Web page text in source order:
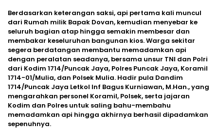
Berdasarkan keterangan saksi, api pertama kali muncul
dari Rumah milik Bapak Dovan, kemudian menyebar ke
seluruh bagian atap hingga semakin membesar dan
membakar keseluruhan bangunan kios. Warga sekitar
segera berdatangan membantu memadamkan api
dengan peralatan seadanya, bersama unsur TNI dan Polri
dari Kodim 1714/Puncak Jaya, Polres Puncak Jaya, Koramil
1714-01/Mulia, dan Polsek Mulia. Hadir pula Dandim
1714/Puncak Jaya Letkol Inf Bagus Kurniawan, M.Han., yang
mengarahkan personel Koramil, Polsek, serta jajaran
Kodim dan Polres untuk saling bahu-membahu
memadamkan api hingga akhirnya berhasil dipadamkan
sepenuhnya.